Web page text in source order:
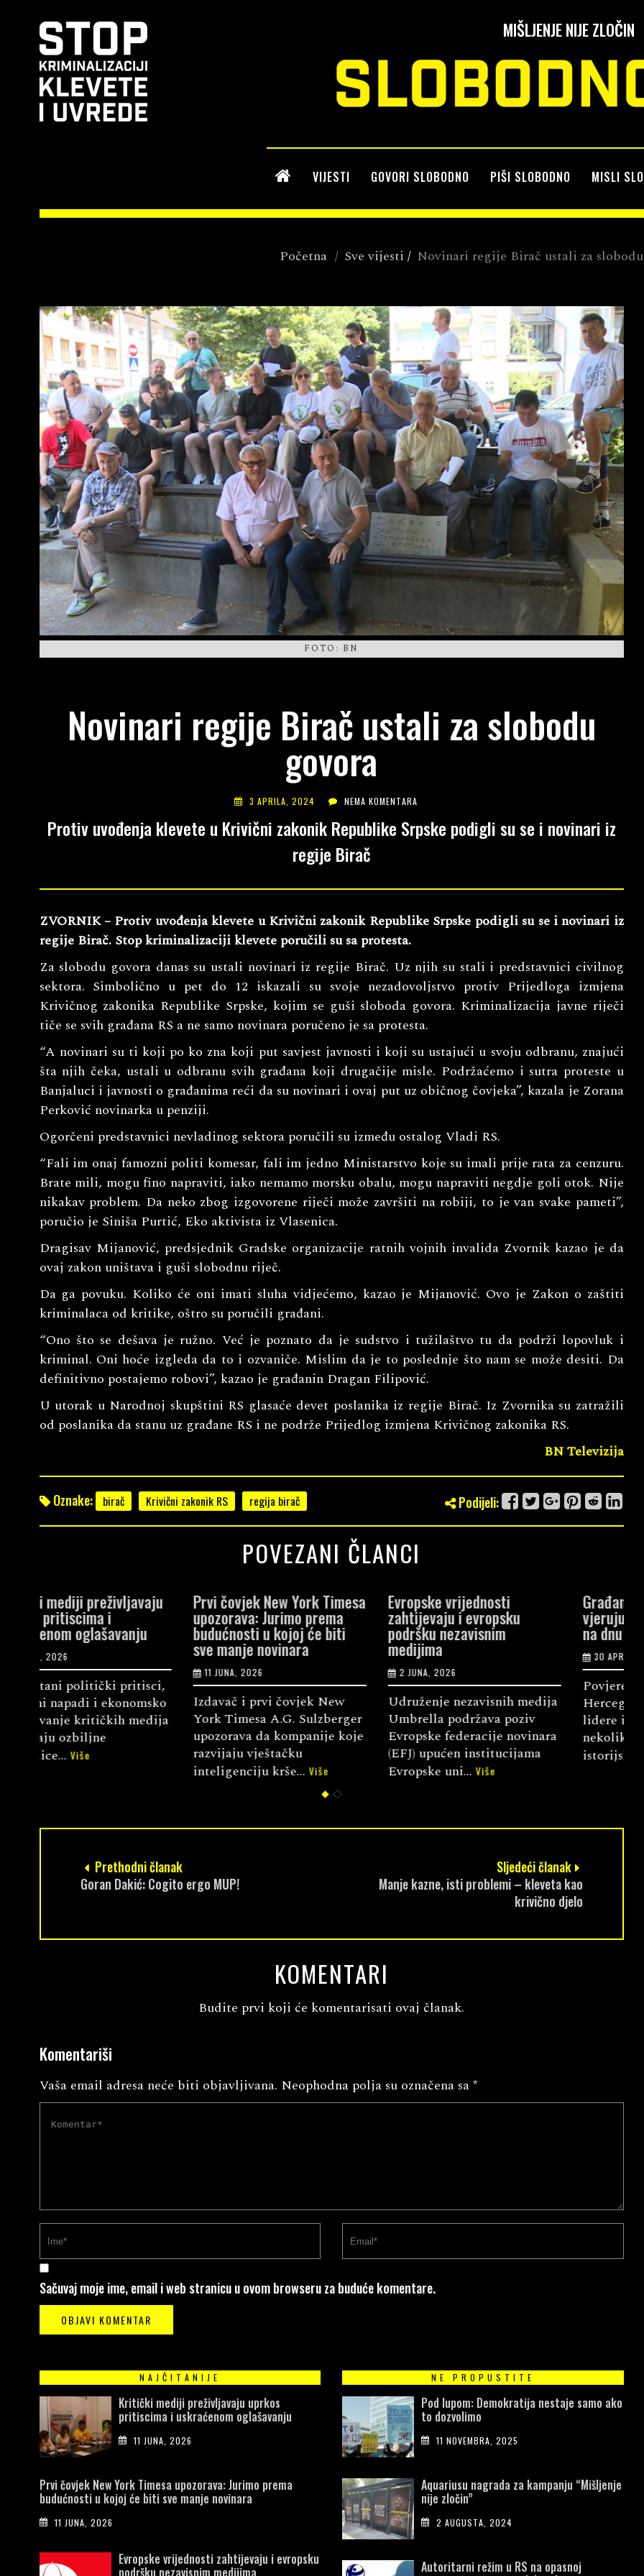
MIŠLJENJE NIJE ZLOČIN
VIJESTI GOVORI SLOBODNO PIŠI SLOBODNO MISLI
Početna / Sve vijesti / Novinari regije Birač ustali za
FOTO: BN
Novinari regije Birač ustali za slobodu
govora
3 APRILA, 2024 NEMA KOMENTARA
Protiv uvođenja klevete u Krivični zakonik Republike Srpske podigli su se i novinari iz
regije Birač
ZVORNIK – Protiv uvođenja klevete u Krivični zakonik Republike Srpske podigli su se i novinari iz
regije Birač. Stop kriminalizaciji klevete poručili su sa protesta.
Za slobodu govora danas su ustali novinari iz regije Birač. Uz njih su stali i predstavnici civilnog
sektora. Simbolično u pet do 12 iskazali su svoje nezadovoljstvo protiv Prijedloga izmjena
Krivičnog zakonika Republike Srpske, kojim se guši sloboda govora. Kriminalizacija javne riječi
tiče se svih građana RS a ne samo novinara poručeno je sa protesta.
“A novinari su ti koji po ko zna koji put savjest javnosti i koji su ustajući u svoju odbranu, znajući
šta njih čeka, ustali u odbranu svih građana koji drugačije misle. Podržaćemo i sutra proteste u
Banjaluci i javnosti o građanima reći da su novinari i ovaj put uz običnog čovjeka”, kazala je Zorana
Perković novinarka u penziji.
Ogorčeni predstavnici nevladinog sektora poručili su između ostalog Vladi RS.
“Fali im onaj famozni politi komesar, fali im jedno Ministarstvo koje su imali prije rata za cenzuru.
Brate mili, mogu fino napraviti, iako nemamo morsku obalu, mogu napraviti negdje goli otok. Nije
nikakav problem. Da neko zbog izgovorene riječi može završiti na robiji, to je van svake pameti”,
poručio je Siniša Purtić, Eko aktivista iz Vlasenica.
Dragisav Mijanović, predsjednik Gradske organizacije ratnih vojnih invalida Zvornik kazao je da
ovaj zakon uništava i guši slobodnu riječ.
Da ga povuku. Koliko će oni imati sluha vidjećemo, kazao je Mijanović. Ovo je Zakon o zaštiti
kriminalaca od kritike, oštro su poručili građani.
“Ono što se dešava je ružno. Već je poznato da je sudstvo i tužilaštvo tu da podrži lopovluk i
kriminal. Oni hoće izgleda da to i ozvaniče. Mislim da je to poslednje što nam se može desiti. Da
definitivno postajemo robovi”, kazao je građanin Dragan Filipović.
U utorak u Narodnoj skupštini RS glasaće devet poslanika iz regije Birač. Iz Zvornika su zatražili
od poslanika da stanu uz građane RS i ne podrže Prijedlog izmjena Krivičnog zakonika RS.
BN Televizija
Oznake: birač Krivični zakonik RS regija birač Podijeli:
POVEZANI ČLANCI
Prvi čovjek New York Timesa
upozorava: Jurimo prema
budućnosti u kojoj će biti
sve manje novinara
11 JUNA, 2026
Izdavač i prvi čovjek New
York Timesa A.G. Sulzberger
upozorava da kompanije koje
razvijaju vještačku
Evropske vrijednosti
zahtijevaju i evropsku
podršku nezavisnim
medijima
2 JUNA, 2026
Udruženje nezavisnih medija
Umbrella podržava poziv
Evropske federacije novinara
(EFJ) upućen institucijama
Evropske uni...
Građani i dalje najviše
vjeruju medijima, političari
na dnu liste
Povjerenje građana Bosne i
Hercegovine u političke
lidere i stranke u posljednjih
nekoliko godina dotaklo je
istorijsko ...Više
Prethodni članak
Goran Dakić: Cogito ergo MUP!
Sljedeći članak
Manje kazne, isti problemi – kleveta kao
krivično djelo
KOMENTARI
Budite prvi koji će komentarisati ovaj članak.
Komentariši
Vaša email adresa neće biti objavljivana. Neophodna polja su označena sa*
Sačuvaj moje ime, email i web stranicu u ovom browseru za buduće komentare.
NAJČITANIJE
Kritički mediji preživljavaju uprkos
pritiscima i uskraćenom oglašavanju
11 JUNA, 2026
Prvi čovjek New York Timesa upozorava: Jurimo prema
budućnosti u kojoj će biti sve manje novinara
11 JUNA, 2026
Evropske vrijednosti zahtijevaju i evropsku
podršku nezavisnim medijima
NE PROPUSTITE
Pod lupom: Demokratija nestaje samo ako
to dozvolimo
11 NOVEMBRA, 2025
Aquariusu nagrada za kampanju “Mišljenje
nije zločin”
2 AUGUSTA, 2024
Autoritarni režim u RS na opasnoj